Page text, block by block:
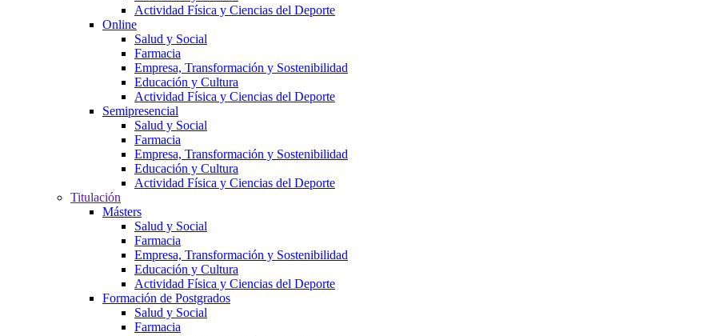
Actividad Física y Ciencias del Deporte
Online
Salud y Social
Farmacia
Empresa, Transformación y Sostenibilidad
Educación y Cultura
Actividad Física y Ciencias del Deporte
Semipresencial
Salud y Social
Farmacia
Empresa, Transformación y Sostenibilidad
Educación y Cultura
Actividad Física y Ciencias del Deporte
Titulación
Másters
Salud y Social
Farmacia
Empresa, Transformación y Sostenibilidad
Educación y Cultura
Actividad Física y Ciencias del Deporte
Formación de Postgrados
Salud y Social
Farmacia